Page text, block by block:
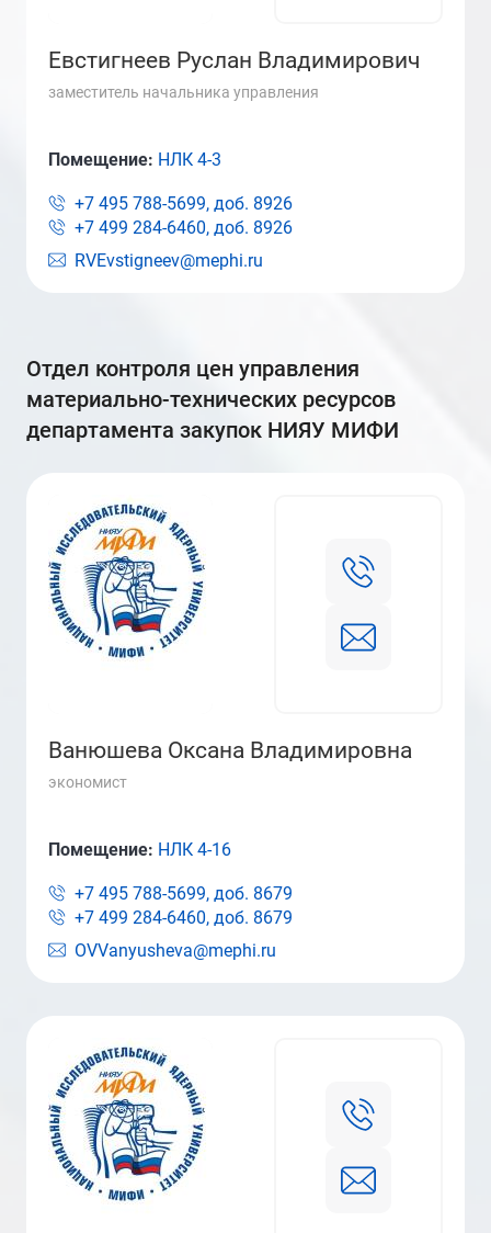
Евстигнеев Руслан Владимирович
заместитель начальника управления
RVEvstigneev@mephi.ru
Помещение: НЛК 4-3
+7 495 788-5699, доб. 8926
+7 499 284-6460, доб. 8926
отдел контроля цен управления
материально-технических ресурсов
департамента закупок НИЯУ МИФИ
Ванюшева Оксана Владимировна
экономист
OVVanyusheva@mephi.ru
Помещение: НЛК 4-16
+7 495 788-5699, доб. 8679
+7 499 284-6460, доб. 8679